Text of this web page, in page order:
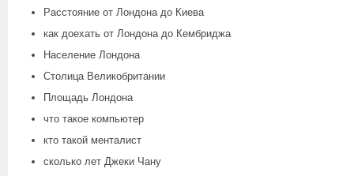
Расстояние от Лондона до Киева
как доехать от Лондона до Кембриджа
Население Лондона
Столица Великобритании
Площадь Лондона
что такое компьютер
кто такой менталист
сколько лет Джеки Чану